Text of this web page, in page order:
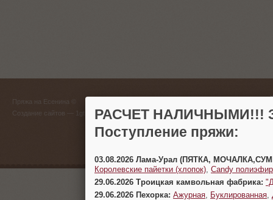
Пряжа на Есенина ©
Создание сайтов
(383)
г.
РАСЧЕТ НАЛИЧНЫМИ!!!
Поступление пряжи:
03.08.2026 Лама-Урал (ПЯТКА,
Королевские пайетки (хлопок) Candy
29.06.2026 Троицкая камвольная фабрика:
29.06.2026 Пехорка: Ажурная Буклированная